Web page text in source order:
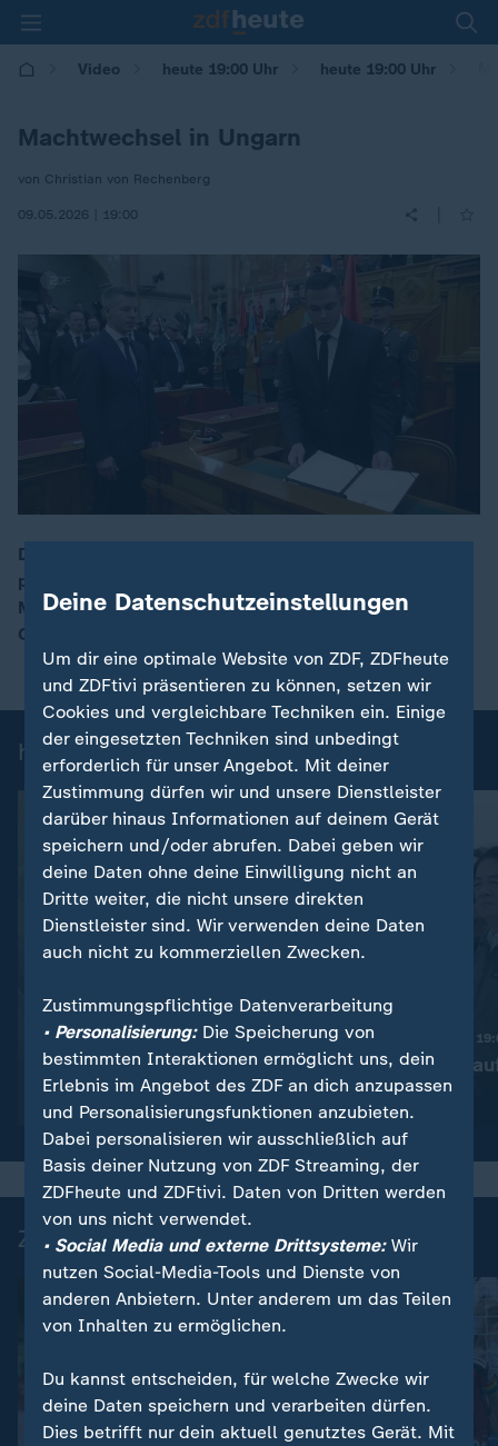
Video heute 19:00 Uhr heute 19:00 Uhr
Machtwechsel in Ungarn
von Christian von Rechenberg
09.05.2026 | 19:00
00:16
Das ungarische Parlament hat heute den
proeuropäischen Péter Magyar als neuen
Ministerpräsidenten gewählt. Damit ist die Regierung
Orbán nach 16 Jahren offiziell abgelöst.
heute 19:00 Uhr: Einzelbeiträge
Nachrichten | heute 19:00 Uhr:
Trotz Krieg:
Leihmutterschaft in der
Ukraine
Nachrichten | heute
Taiwan rüstet
Video
Zuletzt auf ZDFheute veröffentlicht
Deine Datenschutzeinstellungen
Um dir eine optimale Website von ZDF, ZDFheute
und ZDFtivi präsentieren zu können, setzen wir
Cookies und vergleichbare Techniken ein. Einige
der eingesetzten Techniken sind unbedingt
erforderlich für unser Angebot. Mit deiner
Zustimmung dürfen wir und unsere Dienstleister
darüber hinaus Informationen auf deinem Gerät
speichern und/oder abrufen. Dabei geben wir
deine Daten ohne deine Einwilligung nicht an
Dritte weiter, die nicht unsere direkten
Dienstleister sind. Wir verwenden deine Daten
auch nicht zu kommerziellen Zwecken.
Zustimmungspflichtige Datenverarbeitung
• Personalisierung:Die Speicherung von
bestimmten Interaktionen ermöglicht uns, dein
Erlebnis im Angebot des ZDF an dich anzupassen
und Personalisierungsfunktionen anzubieten.
Dabei personalisieren wir ausschließlich auf
Basis deiner Nutzung von ZDF Streaming, der
ZDFheute und ZDFtivi. Daten von Dritten werden
von uns nicht verwendet.
• Social Media und externe Drittsysteme:Wir
nutzen Social-Media-Tools und Dienste von
anderen Anbietern. Unter anderem um das Teilen
von Inhalten zu ermöglichen.
Du kannst entscheiden, für welche Zwecke wir
deine Daten speichern und verarbeiten dürfen.
Dies betrifft nur dein aktuell genutztes Gerät. Mit